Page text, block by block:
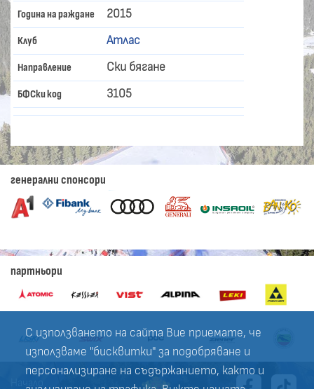
С използването на сайта Вие приемате, че
използваме "бисквитки" за подобряване и
персонализиране на съдържанието, както и
Година на раждане 2015
Клуб Атлас
Направление Ски бягане
БФСки код 3105
генерални спонсори
партньори